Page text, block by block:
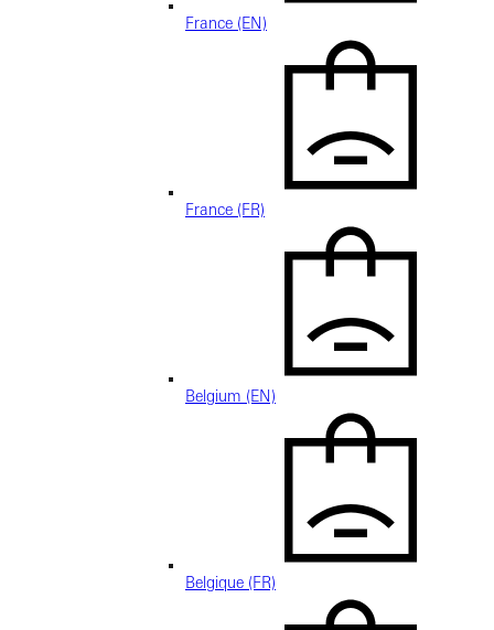
France (EN)
France (FR)
Belgium (EN)
Belgique (FR)